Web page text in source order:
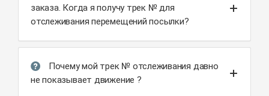
+7 (910) 684-44-88
info@мотопластик.рф
заказа. Когда я получу трек № для
отслеживания перемещений посылки?
Почему мой трек № отслеживания давно
не показывает движение ?